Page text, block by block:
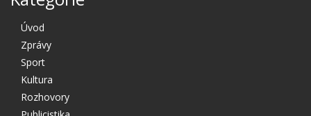
Úvod
Zprávy
Sport
Kultura
Rozhovory